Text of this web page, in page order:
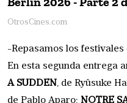
OtrosCines.com
-Repasamos los
En esta segunda entrega
A SUDDEN , de Ryûsuke
de Pablo Aparo; NOTRE